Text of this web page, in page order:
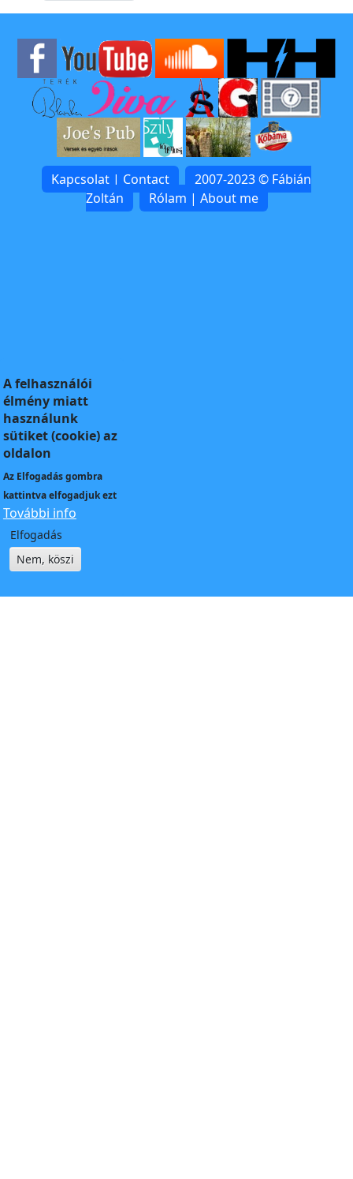
Kapcsolat | Contact
2007-2023 © Fábián
Zoltán
Rólam | About me
A felhasználói
élmény miatt
használunk
sütiket (cookie) az
oldalon
Az Elfogadásgombra
kattintva elfogadjuk ezt
További info
Elfogadás
Nem, köszi